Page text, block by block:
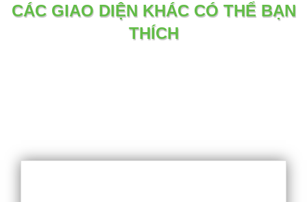
CÁC GIAO DIỆN KHÁC CÓ THỂ BẠN
THÍCH